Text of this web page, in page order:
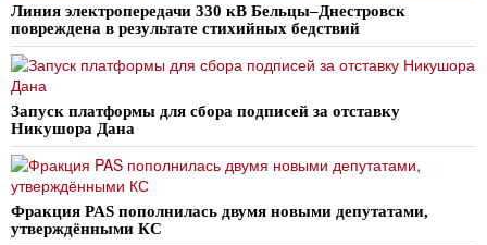
Линия электропередачи 330 кВ Бельцы–Днестровск
повреждена в результате стихийных бедствий
Запуск платформы для сбора подписей за отставку
Никушора Дана
Фракция PAS пополнилась двумя новыми депутатами,
утверждёнными КС